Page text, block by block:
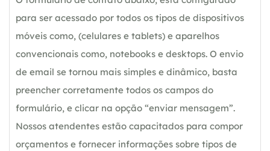
para ser acessado por todos os tipos de dispositivos
móveis como, (celulares e tablets) e aparelhos
convencionais como, notebooks e desktops. O envio
de email se tornou mais simples e dinâmico, basta
preencher corretamente todos os campos do
formulário, e clicar na opção “enviar mensagem”.
Nossos atendentes estão capacitados para compor
orçamentos e fornecer informações sobre tipos de